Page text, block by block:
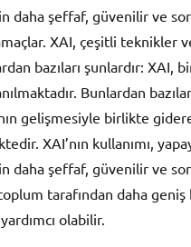
daha şeffaf, güvenilir ve
XAI, çeşitli teknikler
bazıları şunlardır: XAI,
Bunlardan
gelişmesiyle birlikte
XAI’nın kullanımı,
daha şeffaf, güvenilir ve
tarafından daha
olabilir.